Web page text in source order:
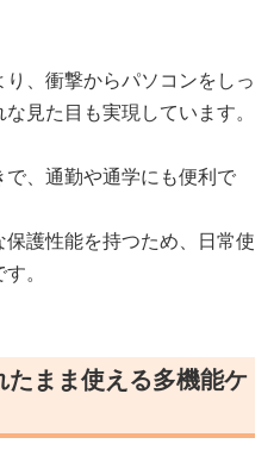
、衝撃からパソコンをしっ
見た目も実現しています。
、通勤や通学にも便利で
護性能を持つため、日常使
。
まま使える多機能ケ